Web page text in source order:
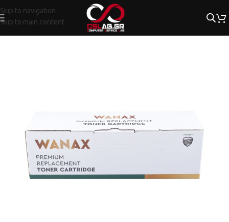
Skip to navigation
Skip to main content